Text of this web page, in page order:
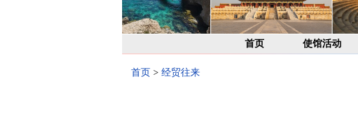
首页 使馆活动
首页 > 经贸往来